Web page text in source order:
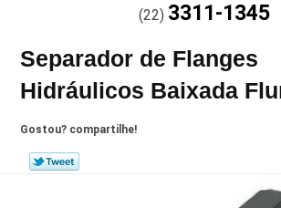
(22) 3311-1345
Separador de Flanges
Hidráulicos Baixada
Gostou? compartilhe!